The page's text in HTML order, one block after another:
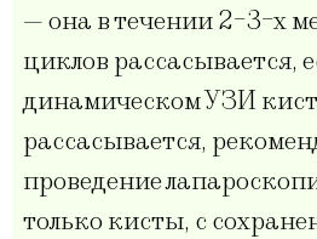
— она в течении 2-3-х
циклов рассасывается,
динамическом УЗИ
рассасывается,
проведение
только кисты, с